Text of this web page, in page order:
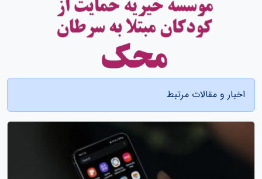
اخبار و مقالات مرتبط